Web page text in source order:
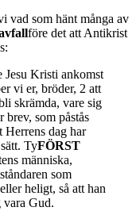
vad som hänt många av
före det att Antikrist
Jesu Kristi ankomst
vi er, bröder, 2 att
skrämda, vare sig
brev, som påstås
Herrens dag har
TyFÖRST
människa,
som
heligt, så att han
vara Gud.